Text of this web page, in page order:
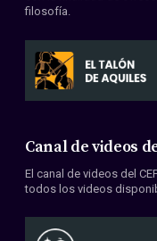
filosofía.
Canal de videos
El canal de videos del
todos los videos